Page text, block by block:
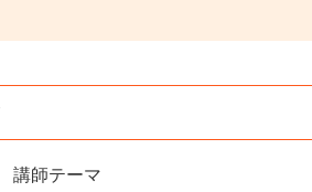
講師テーマ